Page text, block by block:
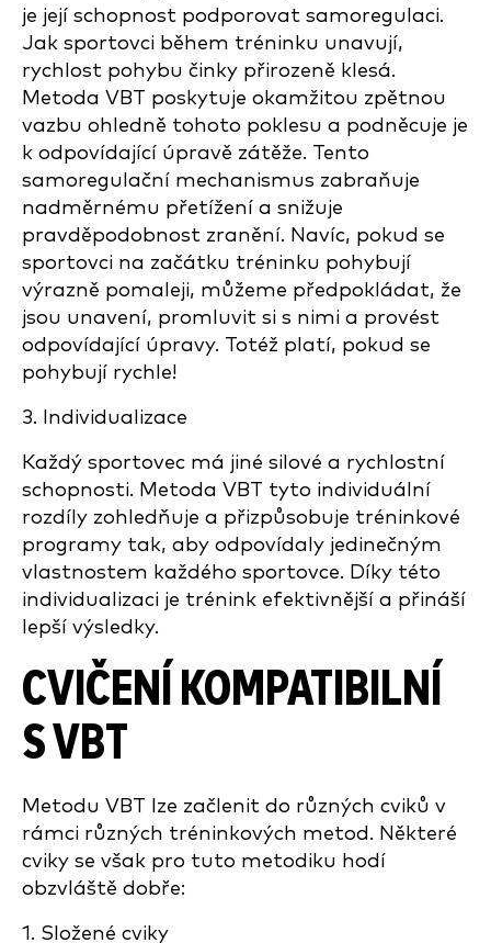
je její schopnost podporovat samoregulaci.
Jak sportovci během tréninku unavují,
rychlost pohybu činky přirozeně klesá.
Metoda VBT poskytuje okamžitou zpětnou
vazbu ohledně tohoto poklesu a podněcuje je
k odpovídající úpravě zátěže. Tento
samoregulační mechanismus zabraňuje
nadměrnému přetížení a snižuje
pravděpodobnost zranění. Navíc, pokud se
sportovci na začátku tréninku pohybují
výrazně pomaleji, můžeme předpokládat, že
jsou unavení, promluvit si s nimi a provést
odpovídající úpravy. Totéž platí, pokud se
pohybují rychle!
3. Individualizace
Každý sportovec má jiné silové a rychlostní
schopnosti. Metoda VBT tyto individuální
rozdíly zohledňuje a přizpůsobuje tréninkové
programy tak, aby odpovídaly jedinečným
vlastnostem každého sportovce. Díky této
individualizaci je trénink efektivnější a přináší
lepší výsledky.
CVIČENÍ KOMPATIBILNÍ
S VBT
Metodu VBT lze začlenit do různých cviků v
rámci různých tréninkových metod. Některé
cviky se však pro tuto metodiku hodí
obzvláště dobře:
1. Složené cviky